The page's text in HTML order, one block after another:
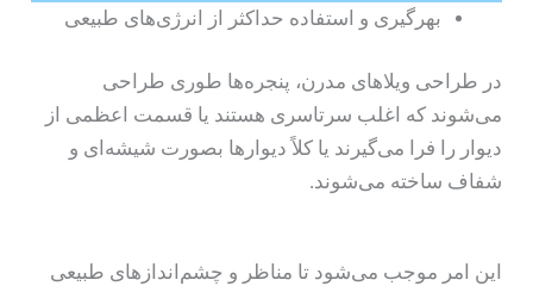
بهرگیری و استفاده حداکثر از انرژی‌های طبیعی
در طراحی ویلاهای مدرن، پنجره‌ها طوری طراحی
می‌شوند که اغلب سرتاسری هستند یا قسمت اعظمی از
دیوار را فرا می‌گیرند یا کلاً دیوارها بصورت شیشه‌ای و
شفاف ساخته می‌شوند.
این امر موجب می‌شود تا مناظر و چشم‌اندازهای طبیعی